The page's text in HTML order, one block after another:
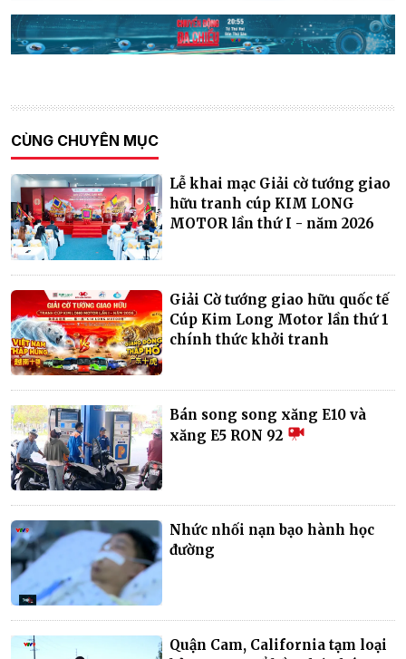
CÙNG CHUYÊN MỤC
Lễ khai mạc Giải cờ tướng giao
hữu tranh cúp KIM LONG
MOTOR lần thứ I - năm 2026
Giải Cờ tướng giao hữu quốc tế
Cúp Kim Long Motor lần thứ 1
chính thức khởi tranh
Bán song song xăng E10 và
xăng E5 RON 92
Nhức nhối nạn bạo hành học
đường
Quận Cam, California tạm loại